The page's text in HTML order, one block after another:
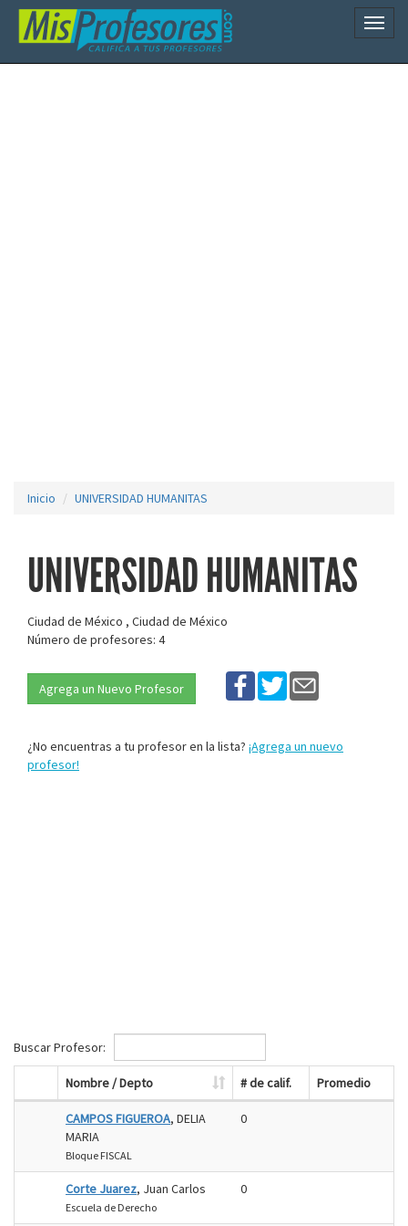
Inicio UNIVERSIDAD HUMANITAS
UNIVERSIDAD HUMANITAS
Ciudad de México , Ciudad de México
Número de profesores: 4
Agrega un Nuevo Profesor
¿No encuentras a tu profesor en la lista? ¡Agrega un nuevo
profesor!
Buscar Profesor:
Nombre / Depto # de calif. Promedio
CAMPOS FIGUEROA, DELIA
MARIA
Bloque FISCAL
0
Corte Juarez, Juan Carlos
Escuela de Derecho
0